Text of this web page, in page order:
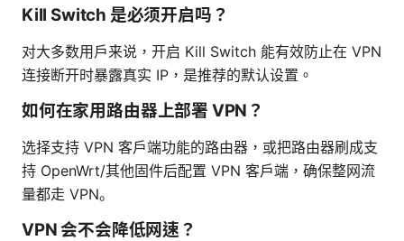
Kill Switch 是必须开启吗？
对大多数用户来说，开启 Kill Switch 能有效防止在 VPN
连接断开时暴露真实 IP，是推荐的默认设置。
如何在家用路由器上部署 VPN？
选择支持 VPN 客户端功能的路由器，或把路由器刷成支
持 OpenWrt/其他固件后配置 VPN 客户端，确保整网流
量都走 VPN。
VPN 会不会降低网速？